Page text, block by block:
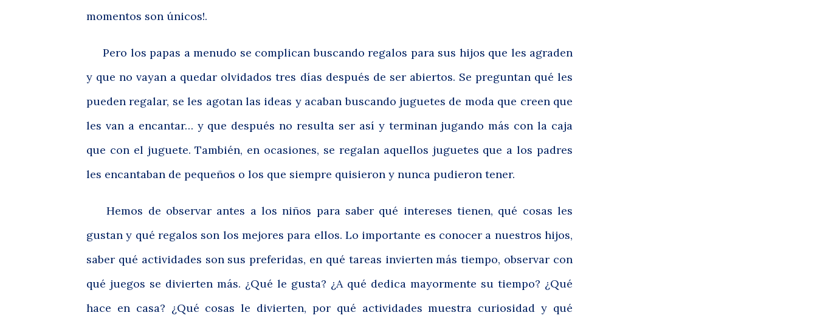
momentos son únicos!.
Pero los papas a menudo se complican buscando regalos para sus hijos que les agraden
y que no vayan a quedar olvidados tres días después de ser abiertos. Se preguntan qué les
pueden regalar, se les agotan las ideas y acaban buscando juguetes de moda que creen que
les van a encantar… y que después no resulta ser así y terminan jugando más con la caja
que con el juguete. También, en ocasiones, se regalan aquellos juguetes que a los padres
les encantaban de pequeños o los que siempre quisieron y nunca pudieron tener.
Hemos de observar antes a los niños para saber qué intereses tienen, qué cosas les
gustan y qué regalos son los mejores para ellos. Lo importante es conocer a nuestros hijos,
saber qué actividades son sus preferidas, en qué tareas invierten más tiempo, observar con
qué juegos se divierten más. ¿Qué le gusta? ¿A qué dedica mayormente su tiempo? ¿Qué
hace en casa? ¿Qué cosas le divierten, por qué actividades muestra curiosidad y qué